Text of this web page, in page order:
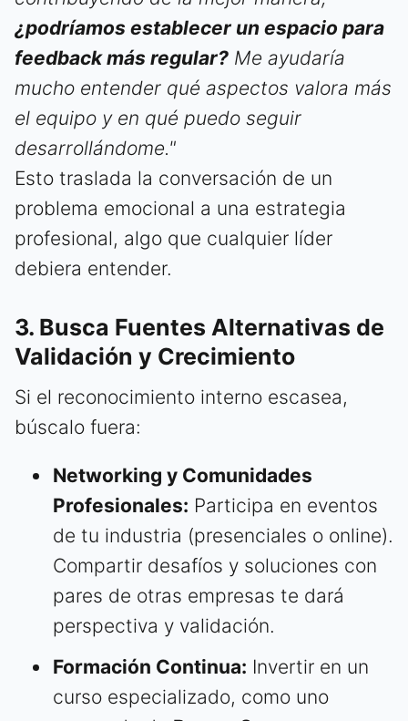
¿podríamos establecer un espacio para
feedback más regular? Me ayudaría
mucho entender qué aspectos valora más
el equipo y en qué puedo seguir
desarrollándome."
Esto traslada la conversación de un
problema emocional a una estrategia
profesional, algo que cualquier líder
debiera entender.
3. Busca Fuentes Alternativas de
Validación y Crecimiento
Si el reconocimiento interno escasea,
búscalo fuera:
Networking y Comunidades
Profesionales: Participa en eventos
de tu industria (presenciales o online).
Compartir desafíos y soluciones con
pares de otras empresas te dará
perspectiva y validación.
Formación Continua: Invertir en un
curso especializado, como uno